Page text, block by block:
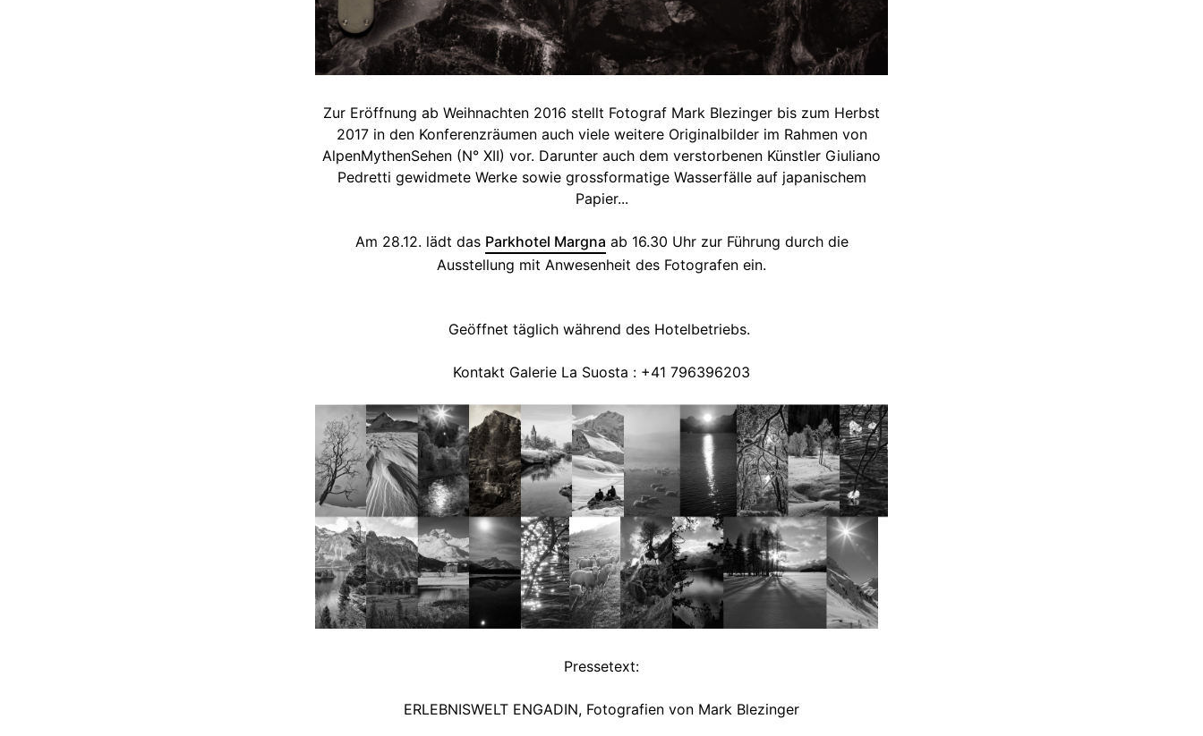
Zur Eröffnung ab Weihnachten 2016 stellt Fotograf Mark Blezinger bis zum Herbst
2017 in den Konferenzräumen auch viele weitere Originalbilder im Rahmen von
AlpenMythenSehen (N° XII) vor. Darunter auch dem verstorbenen Künstler Giuliano
Pedretti gewidmete Werke sowie grossformatige Wasserfälle auf japanischem
Papier...
Am 28.12. lädt das Parkhotel Margna ab 16.30 Uhr zur Führung durch die
Ausstellung mit Anwesenheit des Fotografen ein.
Geöffnet täglich während des Hotelbetriebs.
Kontakt Galerie La Suosta : +41 796396203
Pressetext:
ERLEBNISWELT ENGADIN, Fotografien von Mark Blezinger